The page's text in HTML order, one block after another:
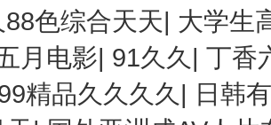
色综合天天| 大学生
月电影| 91久久 |丁香
精品久久久久 | 日韩